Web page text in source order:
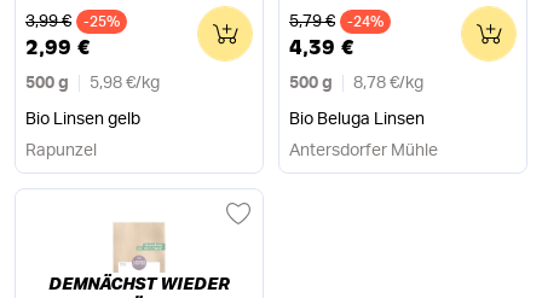
Alter Preis
3,99 € -25%
2,99 €
500 g 5,98 €/ kg
Bio Linsen gelb
0
Rapunzel
Alter Preis
5,79 € -24%
4,39 €
500 g 8,78 €/ kg
Bio Beluga Linsen
0
Antersdorfer Mühle
DEMNÄCHST WIEDER